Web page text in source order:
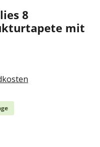
8
mit